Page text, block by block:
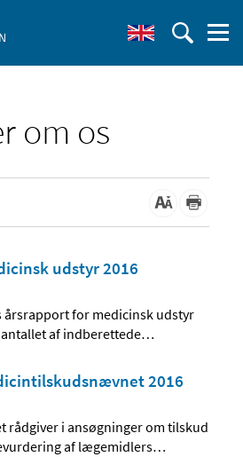
om os
udstyr 2016
for medicinsk udstyr
af indberettede…
2016
i ansøgninger om tilskud
af lægemidlers…